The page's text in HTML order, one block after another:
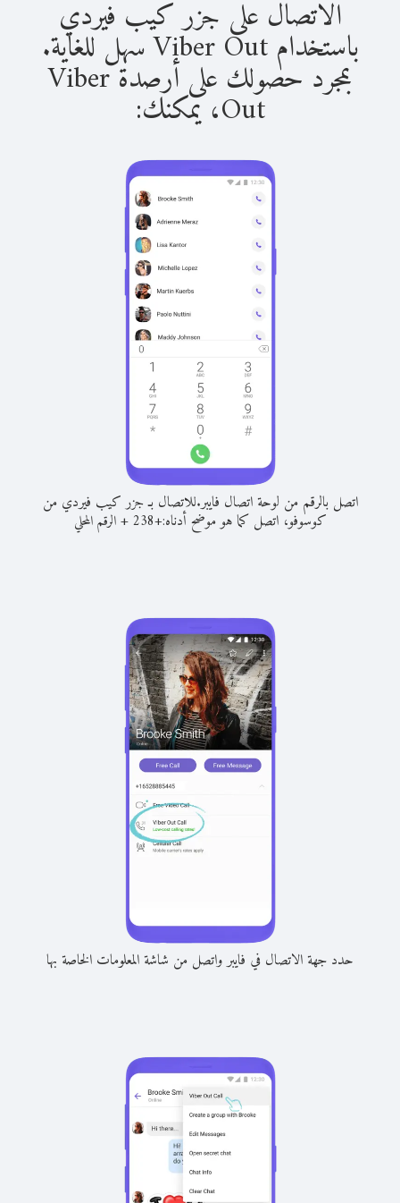
الاتصال على جزر كيب فيردي
باستخدام Viber Out سهل للغاية.
بمجرد حصولك على أرصدة Viber
Out، يمكنك:
اتصل بالرقم من لوحة اتصال فايبر.للاتصال بـ جزر كيب فيردي من
كوسوفو، اتصل كما هو موضح أدناه:+
238
+الرقم المحلي
حدد جهة الاتصال في فايبر واتصل من شاشة المعلومات الخاصة بها